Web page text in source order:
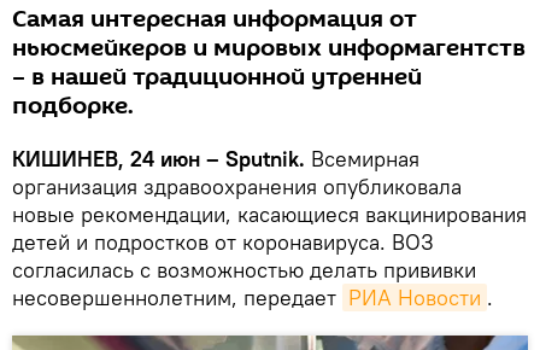
Самая интересная информация от
ньюсмейкеров и мировых информагентств
– в нашей традиционной утренней
подборке.
КИШИНЕВ, 24 июн – Sputnik. Всемирная
организация здравоохранения опубликовала
новые рекомендации, касающиеся вакцинирования
детей и подростков от коронавируса. ВОЗ
согласилась с возможностью делать прививки
несовершеннолетним, передает РИА Новости .